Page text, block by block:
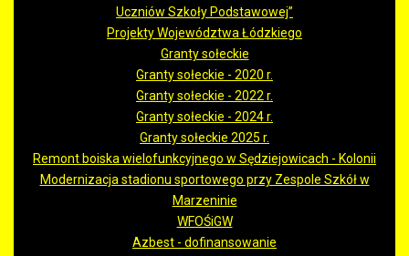
Uczniów Szkoły Podstawowej”
Projekty Województwa Łódzkiego
Granty sołeckie
Granty sołeckie - 2020 r.
Granty sołeckie - 2022 r.
Granty sołeckie - 2024 r.
Granty sołeckie 2025 r.
Remont boiska wielofunkcyjnego w Sędziejowicach - Kolonii
Modernizacja stadionu sportowego przy Zespole Szkół w
Marzeninie
WFOŚiGW
Azbest - dofinansowanie